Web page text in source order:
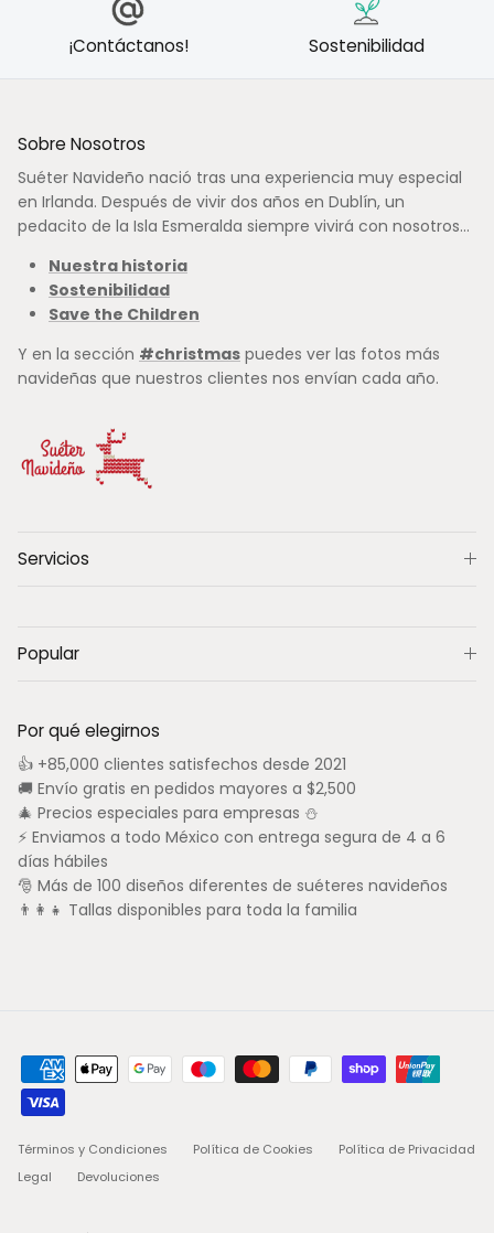
¡Contáctanos! Sostenibilidad
Sobre Nosotros
Suéter Navideño nació tras una experiencia muy especial
en Irlanda. Después de vivir dos años en Dublín, un
pedacito de la Isla Esmeralda siempre vivirá con nosotros...
Nuestra historia
Sostenibilidad
Save the Children
Y en la sección #christmas puedes ver las fotos más
navideñas que nuestros clientes nos envían cada año.
Servicios
Popular
Por qué elegirnos
👍 +85,000 clientes satisfechos desde 2021
🚚 Envío gratis en pedidos mayores a $2,500
🎄 Precios especiales para empresas ⛄
⚡ Enviamos a todo México con entrega segura de 4 a 6
días hábiles
🎅 Más de 100 diseños diferentes de suéteres navideños
👨‍👩‍👧 Tallas disponibles para toda la familia
Términos y Condiciones Política de Cookies
Política de Privacidad
Legal
Devoluciones